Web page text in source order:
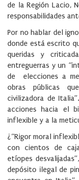
de la Región Lacio,
responsabilidades
Por no hablar del
donde está escrito
queridas y
entreguerras y un
de elecciones a
obras públicas
civilizadora de
acciones hacia el
inflexible y a la
¿“Rigor moral
con cientos de
etíopes
depósito ilegal de